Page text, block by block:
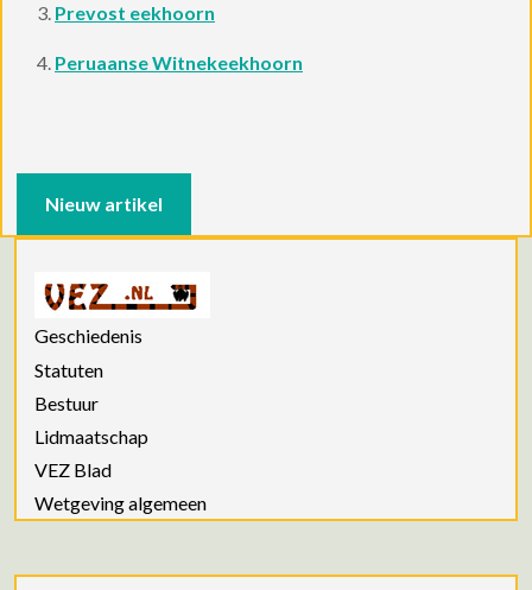
Prevost eekhoorn
Peruaanse Witnekeekhoorn
Nieuw artikel
Geschiedenis
Statuten
Bestuur
Lidmaatschap
VEZ Blad
Wetgeving algemeen